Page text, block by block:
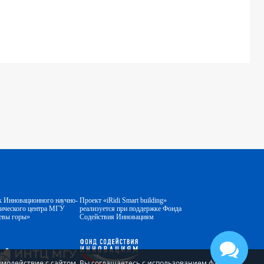
Инновационного научно-
центра МГУ
горы»
Проект «iRidi Smart building»
реализуется при поддержке Фонда
Содействия Инновациям